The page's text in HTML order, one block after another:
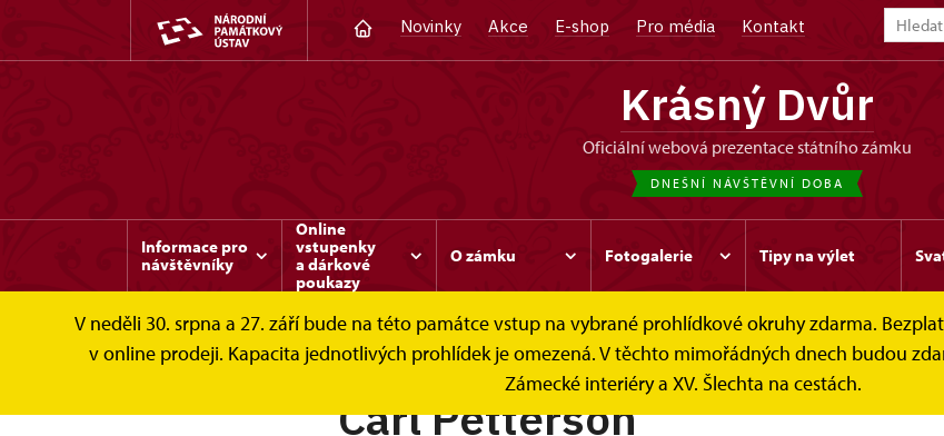
Novinky Akce E-shop Pro média Kontakt
Krásný Dvůr
oficiální webová prezentace státního zámku
DNEŠNÍ NÁVŠTĚVNÍ DOBA
Informace pro
návštěvníky
Online
vstupenky
a dárkové
poukazy
O zámku Fotogalerie Tipy na výlet
V neděli 30. srpna a 27. září bude na této památce vstup na vybrané prohlídkové okruhy zdarma.
v online prodeji. Kapacita jednotlivých prohlídek je omezená. V těchto mimořádných dnech budou
Zámecké interiéry a XV. Šlechta na cestách.
Carl Petterson